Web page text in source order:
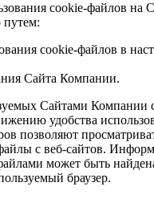
cookie-файлов на
cookie-файлов в
Сайта Компании.
Сайтами Компании
удобства
позволяют
c веб-сайтов.
может быть
браузер.